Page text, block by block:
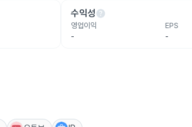
수익성help
영업이익
-
EPS
-